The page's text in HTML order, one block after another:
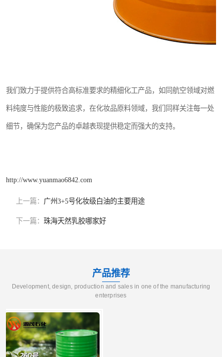
我们致力于提供符合高标准要求的精细化工产品，如同航空领域对燃
料纯度与性能的极致追求，在化妆品原料领域，我们同样关注每一处
细节，确保为您产品的卓越表现提供稳定而强大的支持。
http://www.yuanmao6842.com
上一篇： 广州3+5号化妆级白油的主要用途
下一篇： 珠海天然乳胶哪家好
产品推荐
Development, design, production and sales in one of the manufacturing
enterprises